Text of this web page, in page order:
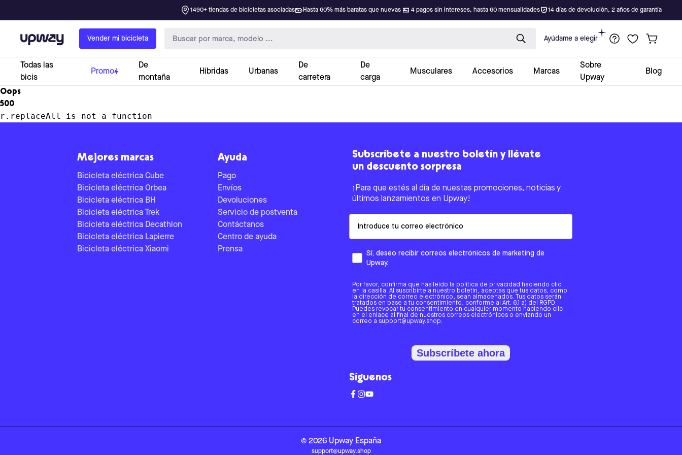
1490+ tiendas de bicicletas asociadas Hasta 60% más baratas que nuevas 4 pagos sin intereses, hasta 60 mensualidades 14 días de devolución, 2 años de garantía
Upway Vender mi bicicleta Ayúdame a elegir
Todas las
bicis
Promo
De
montaña
Híbridas Urbanas
De
carretera
De
carga
Musculares Accesorios Marcas
Sobre
Upway
Blog
Oops
500
r.replaceAll is not a function
Mejores marcas
Bicicleta eléctrica Cube
Bicicleta eléctrica Orbea
Bicicleta eléctrica BH
Bicicleta eléctrica Trek
Bicicleta eléctrica Decathlon
Bicicleta eléctrica Lapierre
Bicicleta eléctrica Xiaomi
Ayuda
Pago
Envíos
Devoluciones
Servicio de postventa
Contáctanos
Centro de ayuda
Prensa
Subscríbete a nuestro boletín y llévate
un descuento sorpresa
¡Para que estés al día de nuestas promociones, noticias y
últimos lanzamientos en Upway!
Sí, deseo recibir correos electrónicos de marketing de
Upway.
Por favor, confirma que has leído la política de privacidad haciendo clic
en la casilla. Al suscribirte a nuestro boletín, aceptas que tus datos, como
la dirección de correo electrónico, sean almacenados. Tus datos serán
tratados en base a tu consentimiento, conforme al Art. 6.1 a) del RGPD.
Puedes revocar tu consentimiento en cualquier momento haciendo clic
en el enlace al final de nuestros correos electrónicos o enviando un
correo a support@upway.shop.
Subscríbete ahora
Síguenos
© 2026 Upway España
support@upway.shop